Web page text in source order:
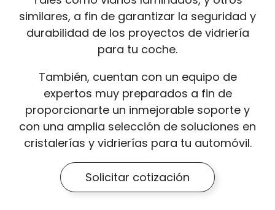
similares, a fin de garantizar la seguridad y
durabilidad de los proyectos de vidriería
para tu coche.
También, cuentan con un equipo de
expertos muy preparados a fin de
proporcionarte un inmejorable soporte y
con una amplia selección de soluciones en
cristalerías y vidrierías para tu automóvil.
Solicitar cotización